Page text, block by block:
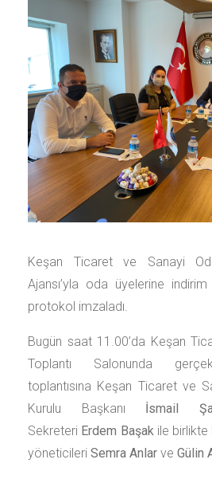
Keşan Ticaret ve Sanayi
Ajansı’yla oda üyelerine
protokol imzaladı.
Bugün saat 11.00’da Keşan
Toplantı Salonunda
toplantısına Keşan Ticaret ve
Kurulu Başkanı İsmail
Sekreteri Erdem Başak ile birlikte
yöneticileri Semra Anlar ve Gülin